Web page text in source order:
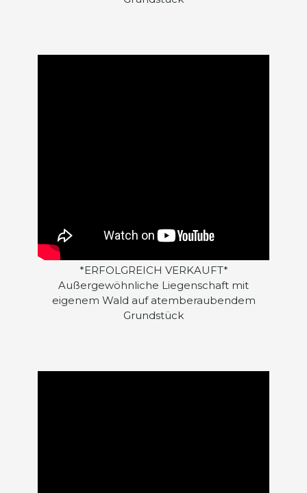
*ERFOLGREICH VERKAUFT*
Außergewöhnliche Liegenschaft mit
eigenem Wald auf atemberaubendem
Grundstück